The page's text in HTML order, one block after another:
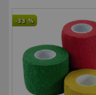
-33 %